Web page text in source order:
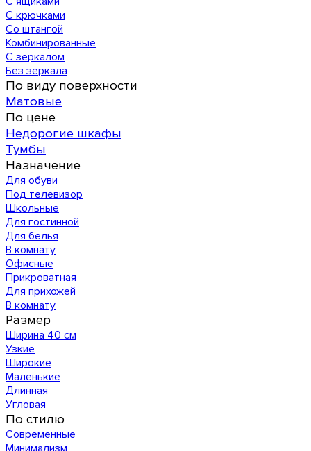
С крючками
Со штангой
Комбинированные
С зеркалом
Без зеркала
По виду поверхности
Матовые
По цене
Недорогие шкафы
Тумбы
Назначение
Для обуви
Под телевизор
Школьные
Для гостинной
Для белья
В комнату
Офисные
Прикроватная
Для прихожей
В комнату
Размер
Ширина 40 см
Узкие
Широкие
Маленькие
Длинная
Угловая
По стилю
Современные
Минимализм